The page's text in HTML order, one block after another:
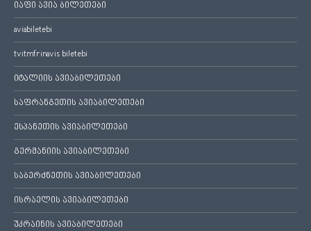
იაფი ავია ბილეთები
aviabiletebi
tvitmfrinavis biletebi
იტალიის ავიაბილეთები
საფრანგეთის ავიაბილეთები
ესპანეთის ავიაბილეთები
გერმანიის ავიაბილეთები
საბერძნეთის ავიაბილეთები
ისრაელის ავიაბილეთები
უკრაინის ავიაბილეთები